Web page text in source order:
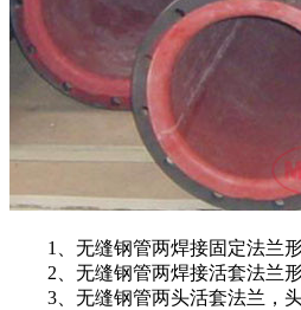
1、无缝钢管两焊接固定法
2、无缝钢管两焊接活套法
3、无缝钢管两头活套法兰，